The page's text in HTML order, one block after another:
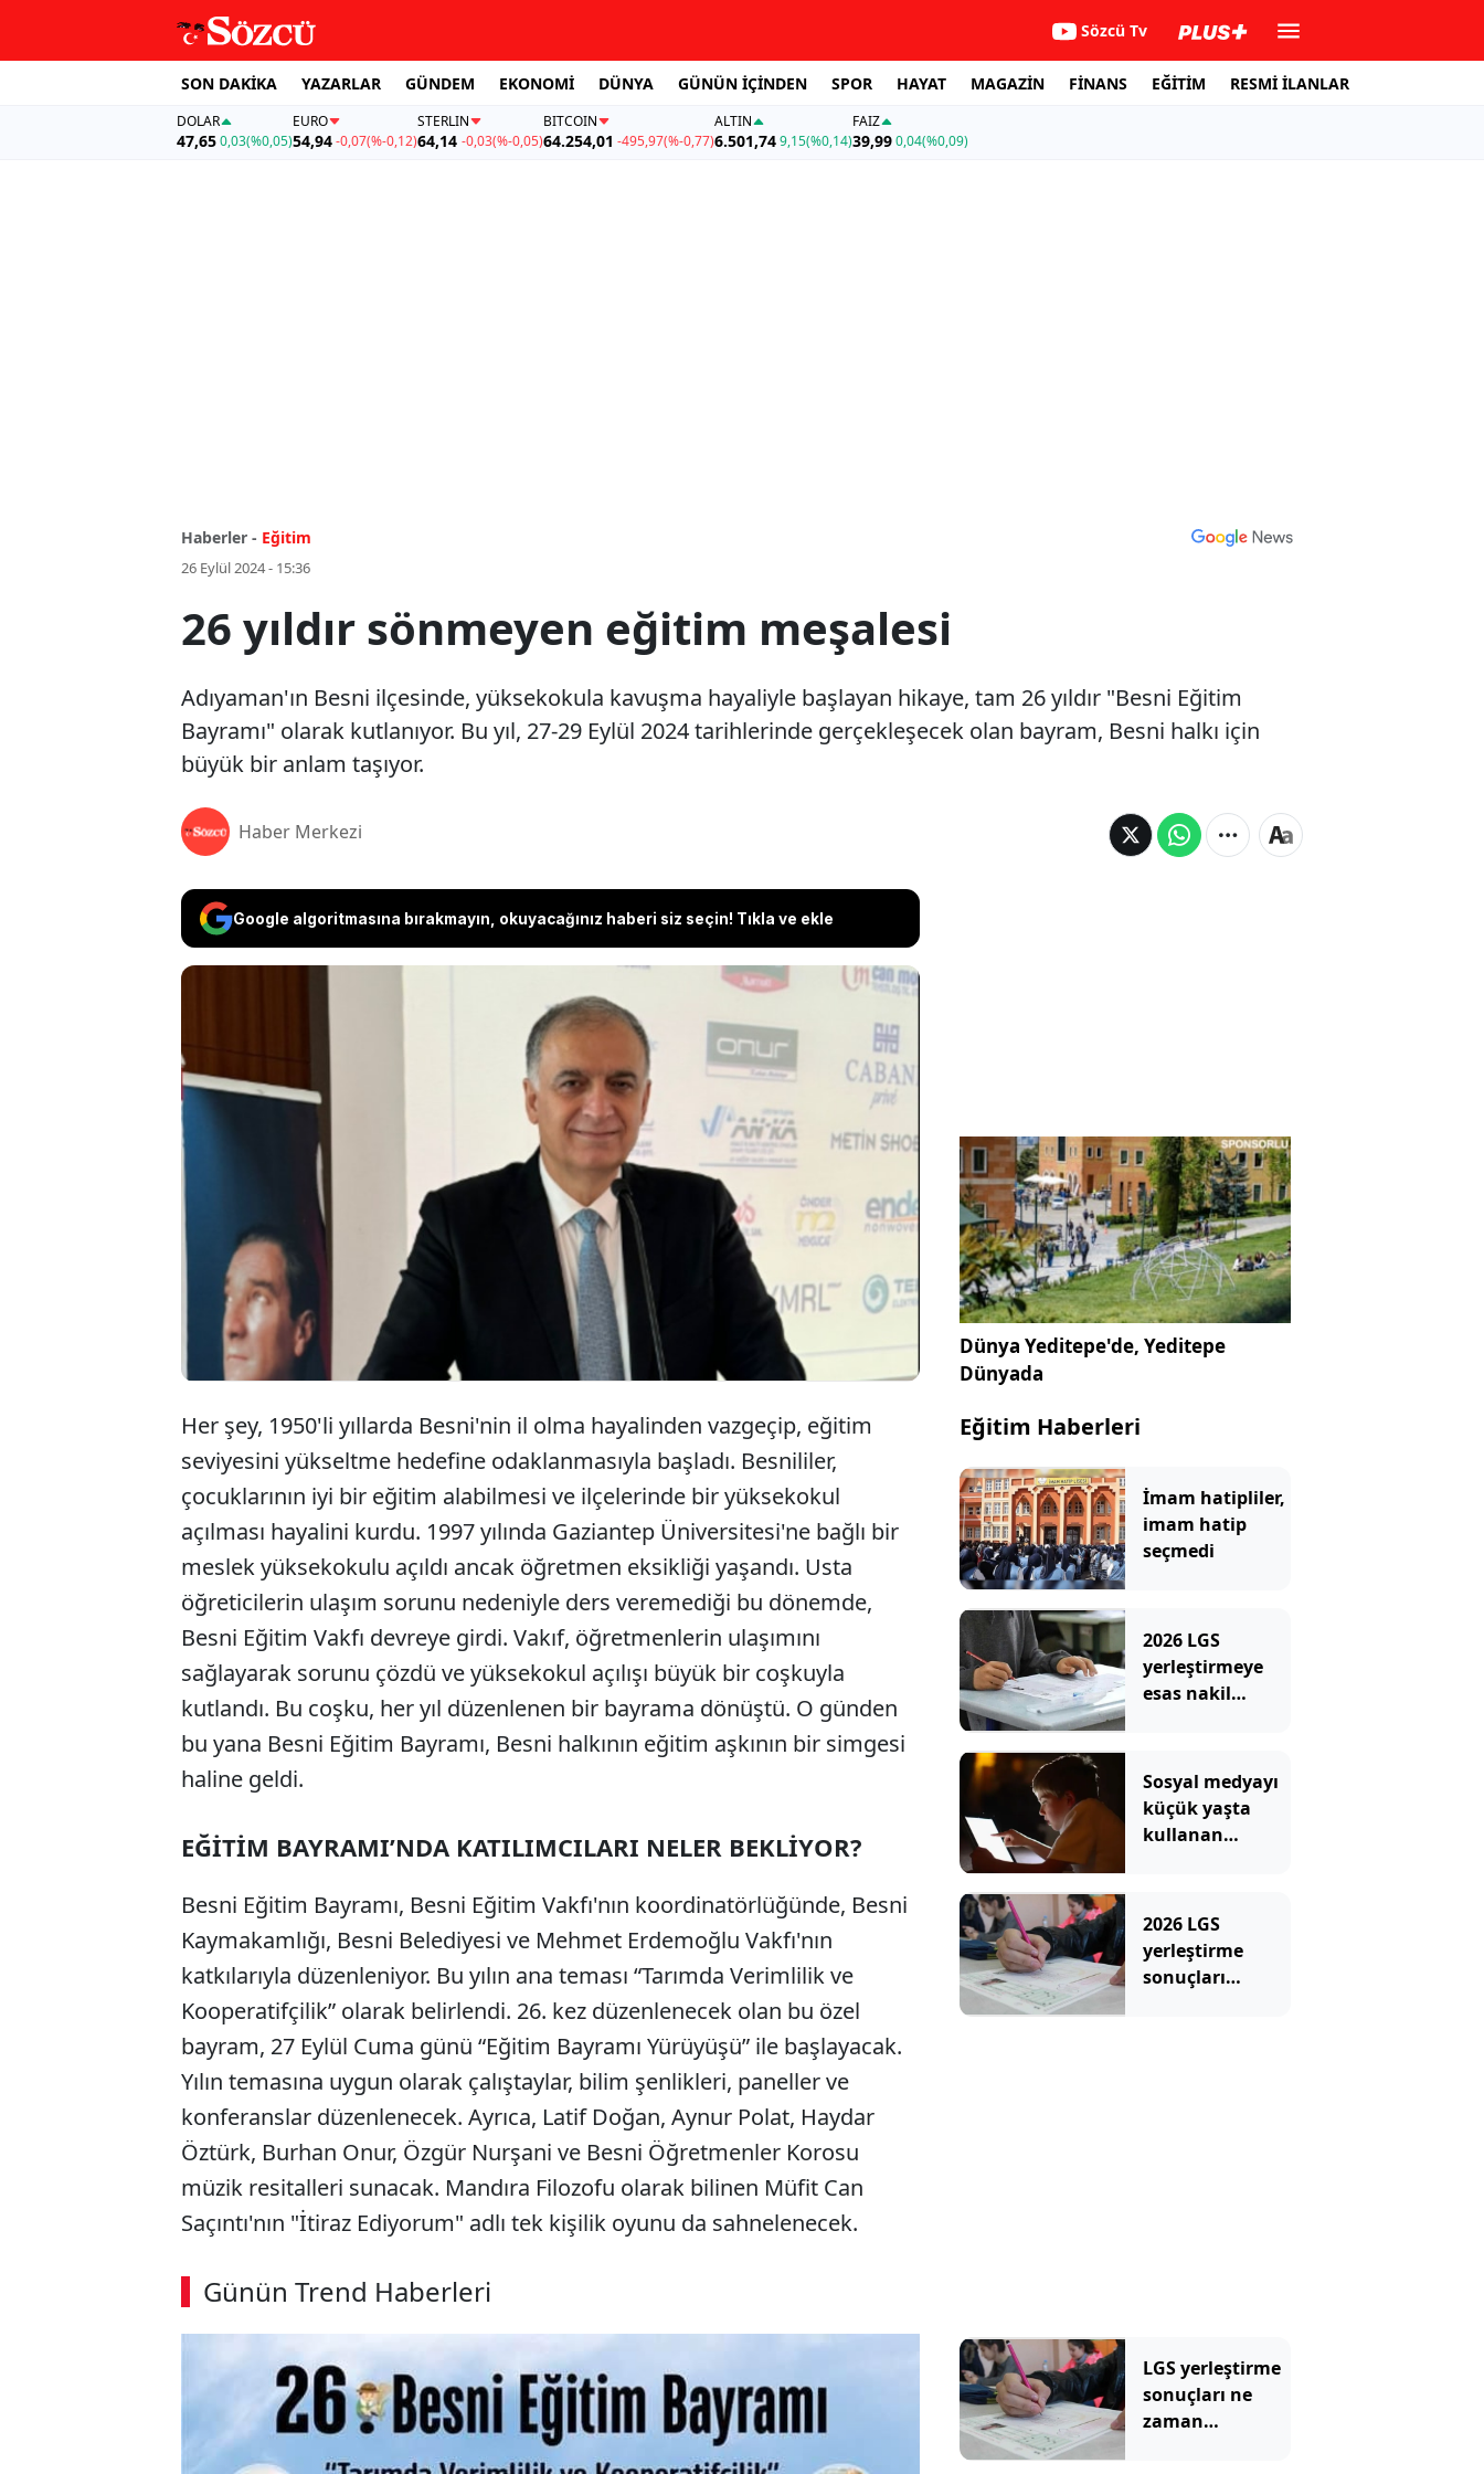
Sözcü Tv
SON DAKİKA YAZARLAR GÜNDEM EKONOMİ DÜNYA GÜNÜN İÇİNDEN SPOR HAYAT MAGAZİN FİNANS EĞİTİM RESMİ İLANLAR
DOLAR
47,650,03(%0,05)
EURO
54,94 -0,07(%-0,12)
STERLIN
64,14 -0,03(%-0,05)
BITCOIN
64.254,01 -495,97(%-0,77)
ALTIN
6.501,749,15(%0,14)
FAİZ
39,990,04(%0,09)
Haberler - Eğitim
26 Eylül 2024 - 15:36
26 yıldır sönmeyen eğitim meşalesi
Adıyaman'ın Besni ilçesinde, yüksekokula kavuşma hayaliyle başlayan hikaye, tam 26 yıldır "Besni Eğitim
Bayramı" olarak kutlanıyor. Bu yıl, 27-29 Eylül 2024 tarihlerinde gerçekleşecek olan bayram, Besni halkı için
büyük bir anlam taşıyor.
Haber Merkezi
Google algoritmasına bırakmayın, okuyacağınız haberi siz seçin! Tıkla ve ekle
Adıyaman'ın Besni ilçesinde, yüksekokula kavuşma hayaliyle
başlayan hikaye, tam 26 yıldır "Besni Eğitim Bayramı" olarak
kutlanıyor. Bu yıl, 27-29 Eylül 2024 tarihlerinde gerçekleşecek
olan bayram, Besni halkı için büyük bir anlam taşıyor.
Her şey, 1950'li yıllarda Besni'nin il olma hayalinden vazgeçip, eğitim
seviyesini yükseltme hedefine odaklanmasıyla başladı. Besnililer,
çocuklarının iyi bir eğitim alabilmesi ve ilçelerinde bir yüksekokul
açılması hayalini kurdu. 1997 yılında Gaziantep Üniversitesi'ne bağlı bir
meslek yüksekokulu açıldı ancak öğretmen eksikliği yaşandı. Usta
öğreticilerin ulaşım sorunu nedeniyle ders veremediği bu dönemde,
Besni Eğitim Vakfı devreye girdi. Vakıf, öğretmenlerin ulaşımını
sağlayarak sorunu çözdü ve yüksekokul açılışı büyük bir coşkuyla
kutlandı. Bu coşku, her yıl düzenlenen bir bayrama dönüştü. O günden
bu yana Besni Eğitim Bayramı, Besni halkının eğitim aşkının bir simgesi
haline geldi.
EĞİTİM BAYRAMI’NDA KATILIMCILARI NELER BEKLİYOR?
Besni Eğitim Bayramı, Besni Eğitim Vakfı'nın koordinatörlüğünde, Besni
Kaymakamlığı, Besni Belediyesi ve Mehmet Erdemoğlu Vakfı'nın
katkılarıyla düzenleniyor. Bu yılın ana teması “Tarımda Verimlilik ve
Kooperatifçilik” olarak belirlendi. 26. kez düzenlenecek olan bu özel
bayram, 27 Eylül Cuma günü “Eğitim Bayramı Yürüyüşü” ile başlayacak.
Yılın temasına uygun olarak çalıştaylar, bilim şenlikleri, paneller ve
konferanslar düzenlenecek. Ayrıca, Latif Doğan, Aynur Polat, Haydar
Öztürk, Burhan Onur, Özgür Nurşani ve Besni Öğretmenler Korosu
müzik resitalleri sunacak. Mandıra Filozofu olarak bilinen Müfit Can
Saçıntı'nın "İtiraz Ediyorum" adlı tek kişilik oyunu da sahnelenecek.
Günün Trend Haberleri
Dünya Yeditepe'de, Yeditepe
Dünyada
Eğitim Haberleri
İmam hatipliler,
imam hatip
seçmedi
2026 LGS
yerleştirmeye
esas nakil
yapılır?
Sosyal medyayı
küçük yaşta
kullanan
başarısız
olabiliyor
2026 LGS
yerleştirme
sonuçları
LGS yerleştirme
sonuçları ne
zaman